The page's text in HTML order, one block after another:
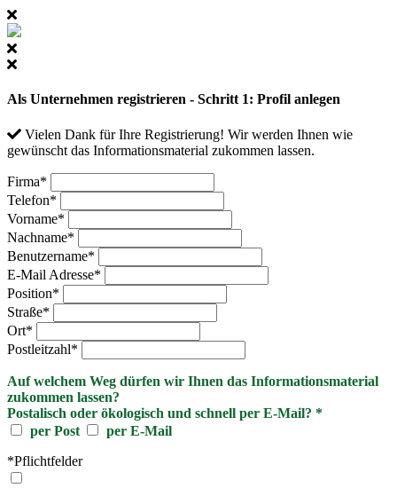
Als Unternehmen registrieren - Schritt 1: Profil anlegen
Vielen Dank für Ihre Registrierung! Wir werden Ihnen wie
gewünscht das Informationsmaterial zukommen lassen.
Firma*
Telefon*
Vorname*
Nachname*
Benutzername*
E-Mail Adresse*
Position*
Straße*
Ort*
Postleitzahl*
Auf welchem Weg dürfen wir Ihnen das Informationsmaterial
zukommen lassen?
Postalisch oder ökologisch und schnell per E-Mail? *
per Post
per E-Mail
*Pflichtfelder